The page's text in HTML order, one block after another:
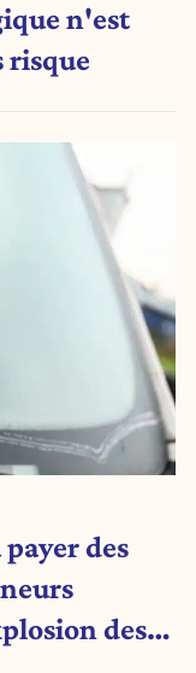
n'est
risque
des
des